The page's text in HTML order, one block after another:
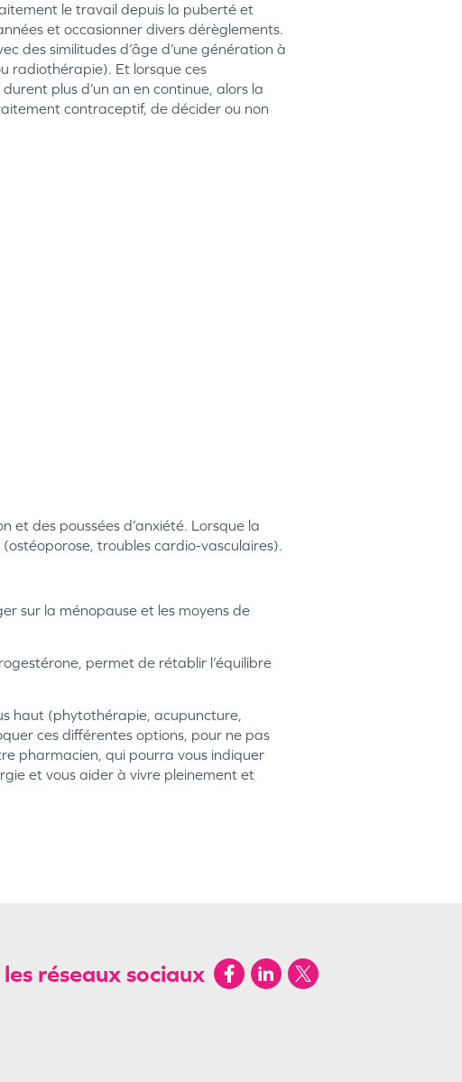
le travail depuis la puberté et
et occasionner divers dérèglements.
des similitudes d’âge d’une génération à
radiothérapie). Et lorsque ces
plus d’un an en continue, alors la
contraceptif, de décider ou non
et des poussées d’anxiété. Lorsque la
troubles cardio-vasculaires).
sur la ménopause et les moyens de
permet de rétablir l’équilibre
haut (phytothérapie, acupuncture,
ces différentes options, pour ne pas
pharmacien, qui pourra vous indiquer
et vous aider à vivre pleinement et
réseaux sociaux